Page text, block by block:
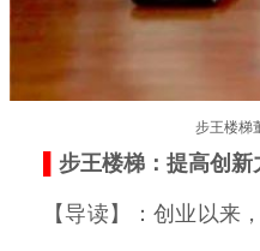
步王楼梯
步王楼梯：提高创新
【导读】：创业以来